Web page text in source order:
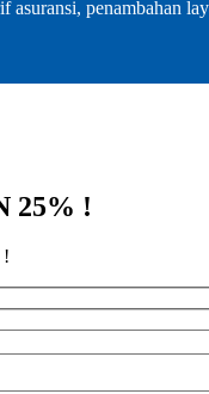
penambahan
25% !
!